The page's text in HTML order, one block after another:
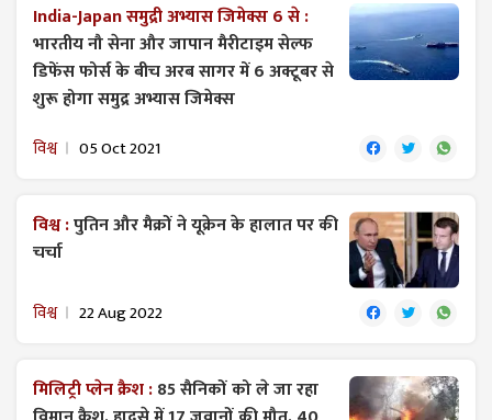
India-Japan समुद्री अभ्यास जिमेक्स 6 से :
भारतीय नौ सेना और जापान मैरीटाइम सेल्फ
डिफेंस फोर्स के बीच अरब सागर में 6 अक्टूबर से
शुरू होगा समुद्र अभ्यास जिमेक्स
विश्व 05 Oct 2021
विश्व :पुतिन और मैक्रों ने यूक्रेन के हालात पर की
चर्चा
विश्व 22 Aug 2022
मिलिट्री प्लेन क्रैश :85 सैनिकों को ले जा रहा